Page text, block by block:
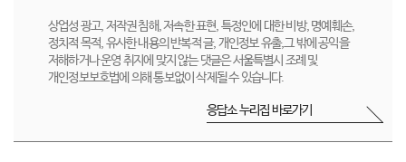
상업성 광고, 저작권 침해, 저속한 표현, 특정인에 대한 비방, 명예훼손,
정치적 목적, 유사한 내용의 반복적 글, 개인정보 유출,그 밖에 공익을
저해하거나 운영 취지에 맞지 않는 댓글은 서울특별시 조례 및
개인정보보호법에 의해 통보없이 삭제될 수 있습니다.
응답소 누리집 바로가기